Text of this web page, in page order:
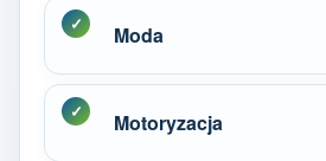
Moda
Motoryzacja